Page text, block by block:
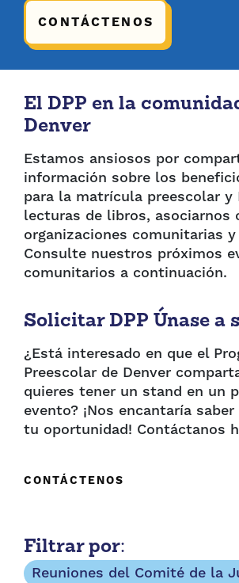
CONTÁCTENOS
El DPP en la
Denver
Estamos ansiosos por
información sobre los
para la matrícula preescolar y
lecturas de libros, asociarnos
organizaciones comunitarias y
Consulte nuestros próximos
comunitarios a continuación.
Solicitar DPP Únase a
¿Está interesado en que el
Preescolar de Denver
quieres tener un stand en un
evento? ¡Nos encantaría
tu oportunidad! Contáctanos
CONTÁCTENOS
Filtrar por:
Reuniones del Comité de la